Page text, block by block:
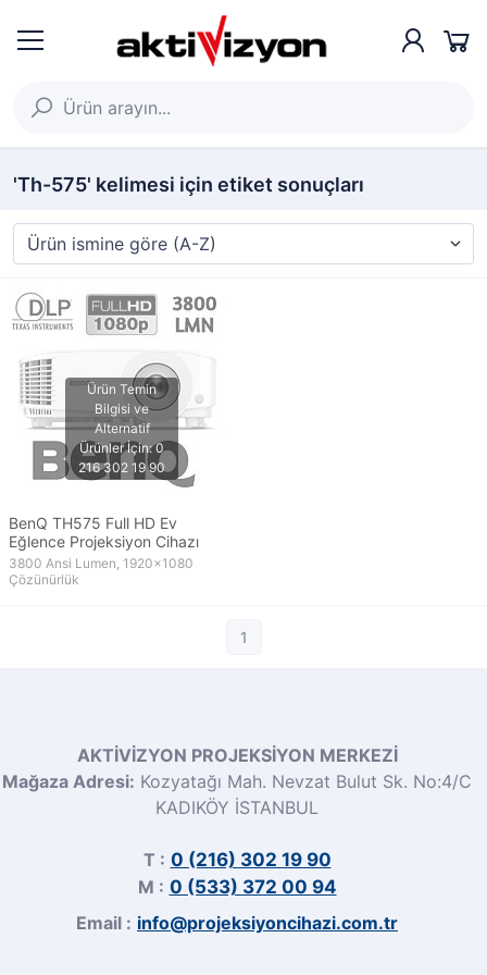
'Th-575' kelimesi için etiket sonuçları
BenQ TH575 Full HD Ev
Eğlence Projeksiyon Cihazı
3800 Ansi Lumen, 1920x1080
Çözünürlük
1
AKTİVİZYON PROJEKSİYON MERKEZİ
Mağaza Adresi: Kozyatağı Mah. Nevzat Bulut Sk. No:4/C
KADIKÖY İSTANBUL
T : 0 (216) 302 19 90
M : 0 (533) 372 00 94
Email : info@projeksiyoncihazi.com.tr